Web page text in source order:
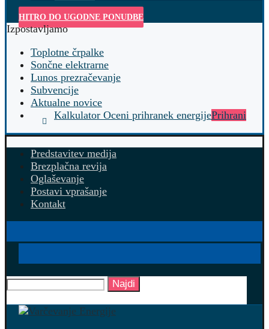
HITRO DO UGODNE PONUDBE
Izpostavljamo
Toplotne črpalke
Sončne elektrarne
Lunos prezračevanje
Subvencije
Aktualne novice
Kalkulator Oceni prihranek energijePrihrani
Predstavitev medija
Brezplačna revija
Oglaševanje
Postavi vprašanje
Kontakt
Najdi